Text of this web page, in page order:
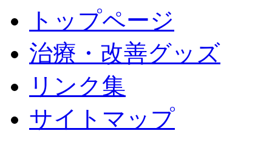
トップページ
治療・改善グッズ
リンク集
サイトマップ